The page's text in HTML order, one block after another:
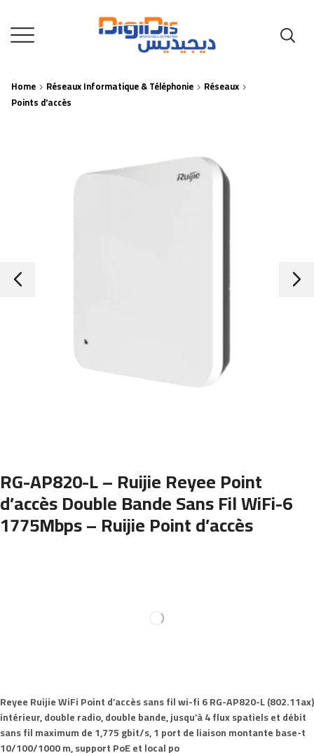
Home Réseaux Informatique & Téléphonie
Réseaux
Points d'accès
RG-AP820-L – Ruijie Reyee Point
d’accès Double Bande Sans Fil WiFi-6
1775Mbps – Ruijie Point d’accès
Reyee RuijieWiFiPoint d’accèssans fil wi-fi 6RG-AP820-L(802.11ax)
intérieur, double radio, double bande, jusqu’à 4 flux spatiels et débit
sans fil maximum de 1,775 gbit/s, 1 port de liaison montante base-t
10/100/1000 m, supportPoEet local po